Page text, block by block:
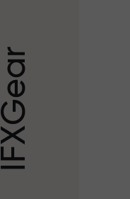
I
F
X
G
e
a
r